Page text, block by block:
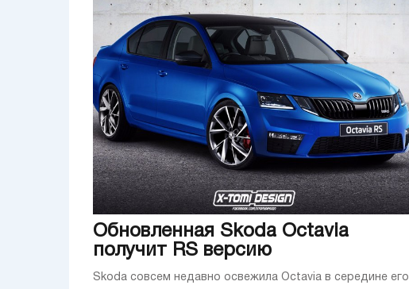
Обновленная Skoda Octavia
получит RS версию
Skoda совсем недавно освежила Octavia в середине его